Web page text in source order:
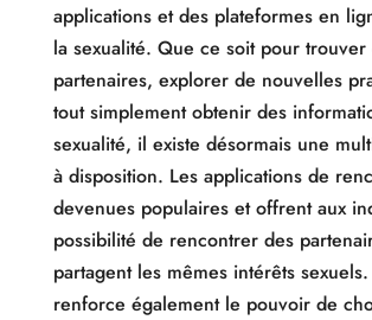
applications et des plateformes en
la sexualité. Que ce soit pour trouver
partenaires, explorer de nouvelles
tout simplement obtenir des
sexualité, il existe désormais une
à disposition. Les applications de
devenues populaires et offrent aux
possibilité de rencontrer des
partagent les mêmes intérêts
renforce également le pouvoir de